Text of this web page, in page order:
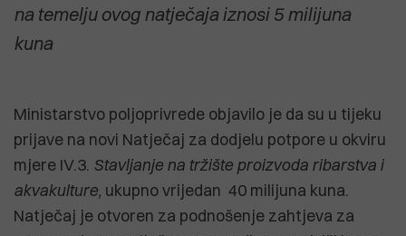
na temelju ovog natječaja iznosi 5 milijuna
kuna
Ministarstvo poljoprivrede objavilo je da su u tijeku
prijave na novi Natječaj za dodjelu potpore u okviru
mjere IV.3. Stavljanje na tržište proizvoda ribarstva i
akvakulture, ukupno vrijedan 40 milijuna kuna.
Natječaj je otvoren za podnošenje zahtjeva za